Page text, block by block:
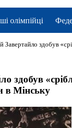
олімпійці
Завертайло здобув
здобув
в Мінську